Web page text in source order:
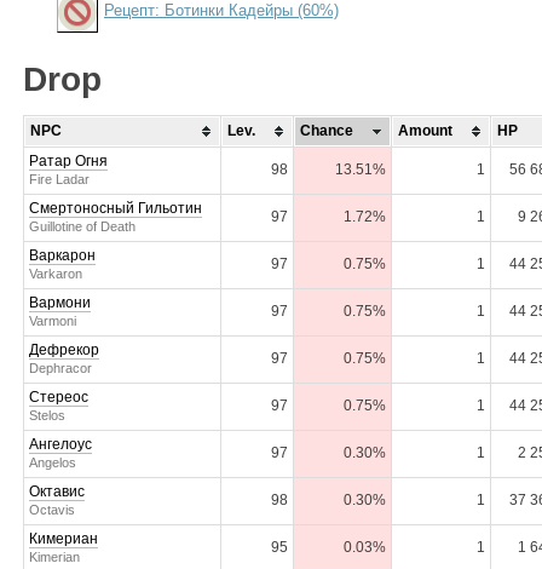
Рецепт: Ботинки Кадейры (60%)
Drop
NPC Lev. Chance Amount
HP
Ратар Огня
Fire Ladar
98 13.51% 1 56
Смертоносный Гильотин
Guillotine of Death
97 1.72% 1 9
Варкарон
Varkaron
97 0.75% 1 44
Вармони
Varmoni
97 0.75% 1 44
Дефрекор
Dephracor
97 0.75% 1 44
Стереос
Stelos
97 0.75% 1 44
Ангелоус
Angelos
97 0.30% 1 2
Октавис
Octavis
98 0.30% 1 37
Кимериан
Kimerian
95 0.03% 1 1